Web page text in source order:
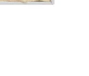
ごはんのおとも